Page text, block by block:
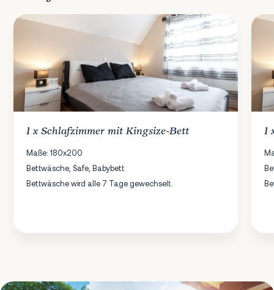
1 xSchlafzimmermit Kingsize-Bett
Maße: 180x200
Bettwäsche, Safe, Babybett
Bettwäsche wird alle 7 Tage gewechselt.
1